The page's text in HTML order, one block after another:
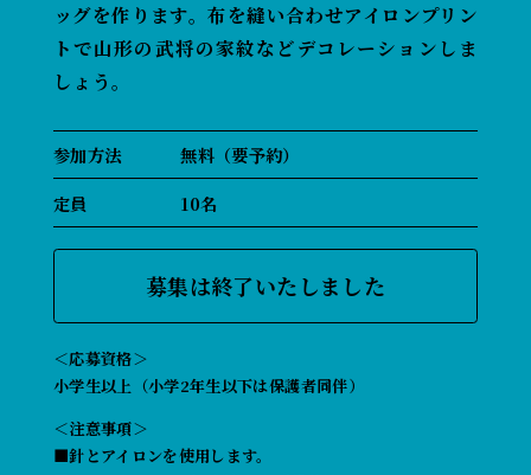
ッグを作ります。布を縫い合わせアイロンプリン
トで山形の武将の家紋などデコレーションしま
しょう。
参加方法
無料（要予約）
定員
10名
募集は終了いたしました
＜応募資格＞
小学生以上（小学2年生以下は保護者同伴）
＜注意事項＞
■針とアイロンを使用します。